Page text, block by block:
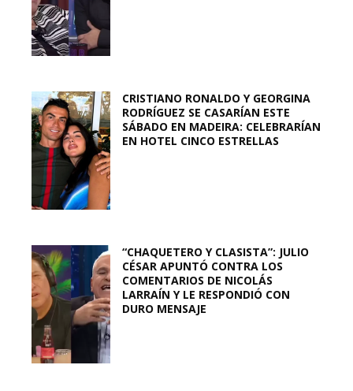
CRISTIANO RONALDO Y GEORGINA
RODRÍGUEZ SE CASARÍAN ESTE
SÁBADO EN MADEIRA: CELEBRARÍAN
EN HOTEL CINCO ESTRELLAS
“CHAQUETERO Y CLASISTA”: JULIO
CÉSAR APUNTÓ CONTRA LOS
COMENTARIOS DE NICOLÁS
LARRAÍN Y LE RESPONDIÓ CON
DURO MENSAJE